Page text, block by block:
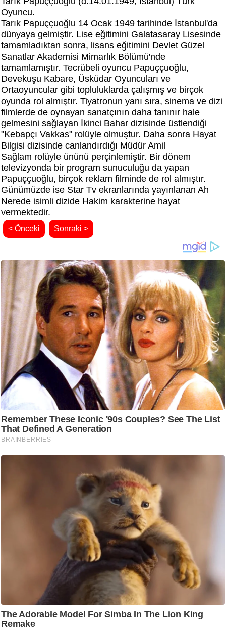
Oyuncu.
Tarık Papuççuoğlu 14 Ocak 1949 tarihinde İstanbul'da
dünyaya gelmiştir. Lise eğitimini Galatasaray Lisesinde
tamamladıktan sonra, lisans eğitimini Devlet Güzel
Sanatlar Akademisi Mimarlık Bölümü'nde
tamamlamıştır. Tecrübeli oyuncu Papuççuoğlu,
Devekuşu Kabare, Üsküdar Oyuncuları ve
Ortaoyuncular gibi topluluklarda çalışmış ve birçok
oyunda rol almıştır. Tiyatronun yanı sıra, sinema ve dizi
filmlerde de oynayan sanatçının daha tanınır hale
gelmesini sağlayan İkinci Bahar dizisinde üstlendiği
"Kebapçı Vakkas" rolüyle olmuştur. Daha sonra Hayat
Bilgisi dizisinde canlandırdığı Müdür Amil
Sağlam rolüyle ününü perçinlemiştir. Bir dönem
televizyonda bir program sunuculuğu da yapan
Papuççuoğlu, birçok reklam filminde de rol almıştır.
Günümüzde ise Star Tv ekranlarında yayınlanan Ah
Nerede isimli dizide Hakim karakterine hayat
vermektedir.
< Önceki Sonraki >